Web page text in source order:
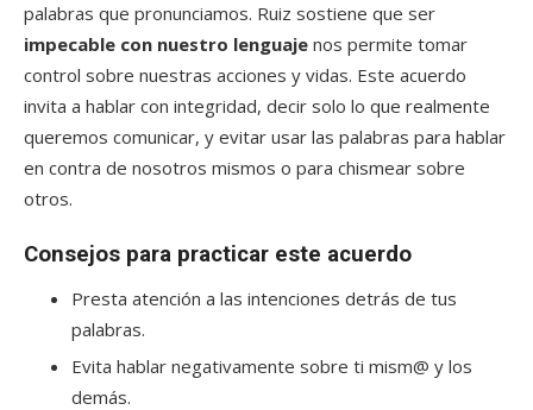
palabras que pronunciamos. Ruiz sostiene que ser
impecable con nuestro lenguaje nos permite tomar
control sobre nuestras acciones y vidas. Este acuerdo
invita a hablar con integridad, decir solo lo que realmente
queremos comunicar, y evitar usar las palabras para hablar
en contra de nosotros mismos o para chismear sobre
otros.
Consejos para practicar este acuerdo
Presta atención a las intenciones detrás de tus
palabras.
Evita hablar negativamente sobre ti mism@ y los
demás.